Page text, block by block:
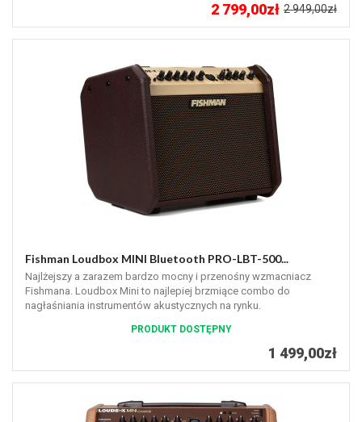
2 949,00zł
2 799,00zł
Fishman Loudbox MINI Bluetooth PRO-LBT-500...
Najlżejszy a zarazem bardzo mocny i przenośny wzmacniacz
Fishmana. Loudbox Mini to najlepiej brzmiące combo do
nagłaśniania instrumentów akustycznych na rynku.
PRODUKT DOSTĘPNY
1 499,00zł